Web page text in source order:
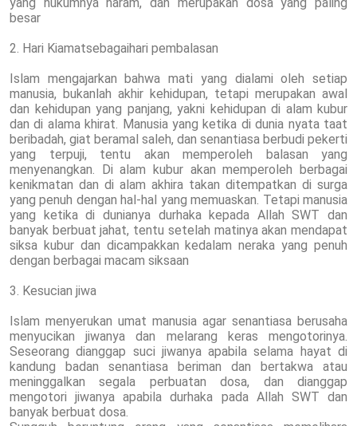
besar
2. Hari Kiamatsebagaihari pembalasan
Islam mengajarkan bahwa mati yang dialami oleh setiap
manusia, bukanlah akhir kehidupan, tetapi merupakan awal
dan kehidupan yang panjang, yakni kehidupan di alam kubur
dan di alama khirat. Manusia yang ketika di dunia nyata taat
beribadah, giat beramal saleh, dan senantiasa berbudi pekerti
yang terpuji, tentu akan memperoleh balasan yang
menyenangkan. Di alam kubur akan memperoleh berbagai
kenikmatan dan di alam akhira takan ditempatkan di surga
yang penuh dengan hal-hal yang memuaskan. Tetapi manusia
yang ketika di dunianya durhaka kepada Allah SWT dan
banyak berbuat jahat, tentu setelah matinya akan mendapat
siksa kubur dan dicampakkan kedalam neraka yang penuh
dengan berbagai macam siksaan
3. Kesucian jiwa
Islam menyerukan umat manusia agar senantiasa berusaha
menyucikan jiwanya dan melarang keras mengotorinya.
Seseorang dianggap suci jiwanya apabila selama hayat di
kandung badan senantiasa beriman dan bertakwa atau
meninggalkan segala perbuatan dosa, dan dianggap
mengotori jiwanya apabila durhaka pada Allah SWT dan
banyak berbuat dosa.